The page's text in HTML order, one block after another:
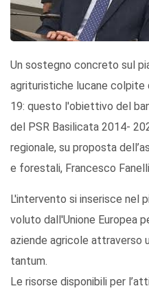
Un sostegno concreto sul
agrituristiche lucane colpite
19: questo l'obiettivo del
del PSR Basilicata 2014-
regionale, su proposta
e forestali, Francesco
L'intervento si inserisce nel
voluto dall'Unione Europea
aziende agricole attraverso
tantum.
Le risorse disponibili per